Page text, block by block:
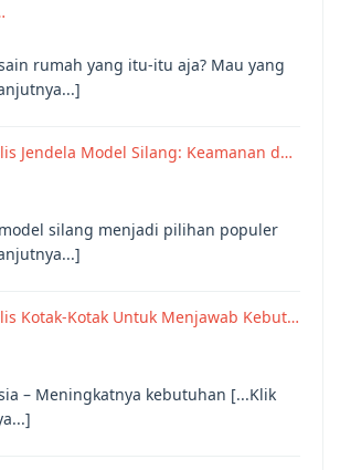
rumah yang itu-itu aja? Mau yang
Jendela Model Silang: Keamanan d…
silang menjadi pilihan populer
Kotak-Kotak Untuk Menjawab Kebut…
– Meningkatnya kebutuhan [...Klik